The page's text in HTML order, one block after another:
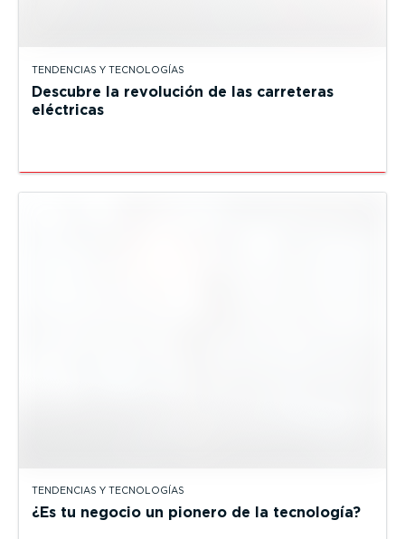
TENDENCIAS Y TECNOLOGÍAS
Descubre la revolución de las carreteras
eléctricas
TENDENCIAS Y TECNOLOGÍAS
¿Es tu negocio un pionero de la tecnología?